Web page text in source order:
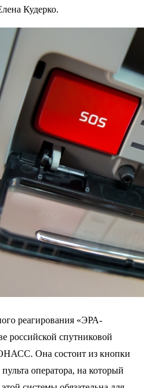
Кудерко.
реагирования «ЭРА-
российской спутниковой
Она состоит из кнопки
оператора, на который